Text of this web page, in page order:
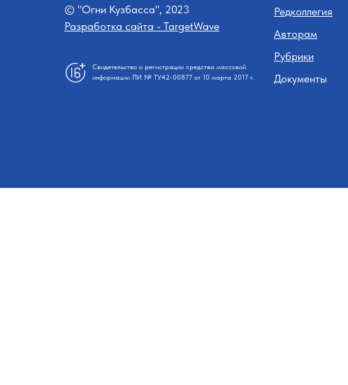
Редколлегия
Авторам
Рубрики
Документы
© "Огни Кузбасса", 2023
Разработка сайта - TargetWave
Свидетельство о регистрации средства массовой
информации ПИ № ТУ42-00877 от 10 марта 2017 г.